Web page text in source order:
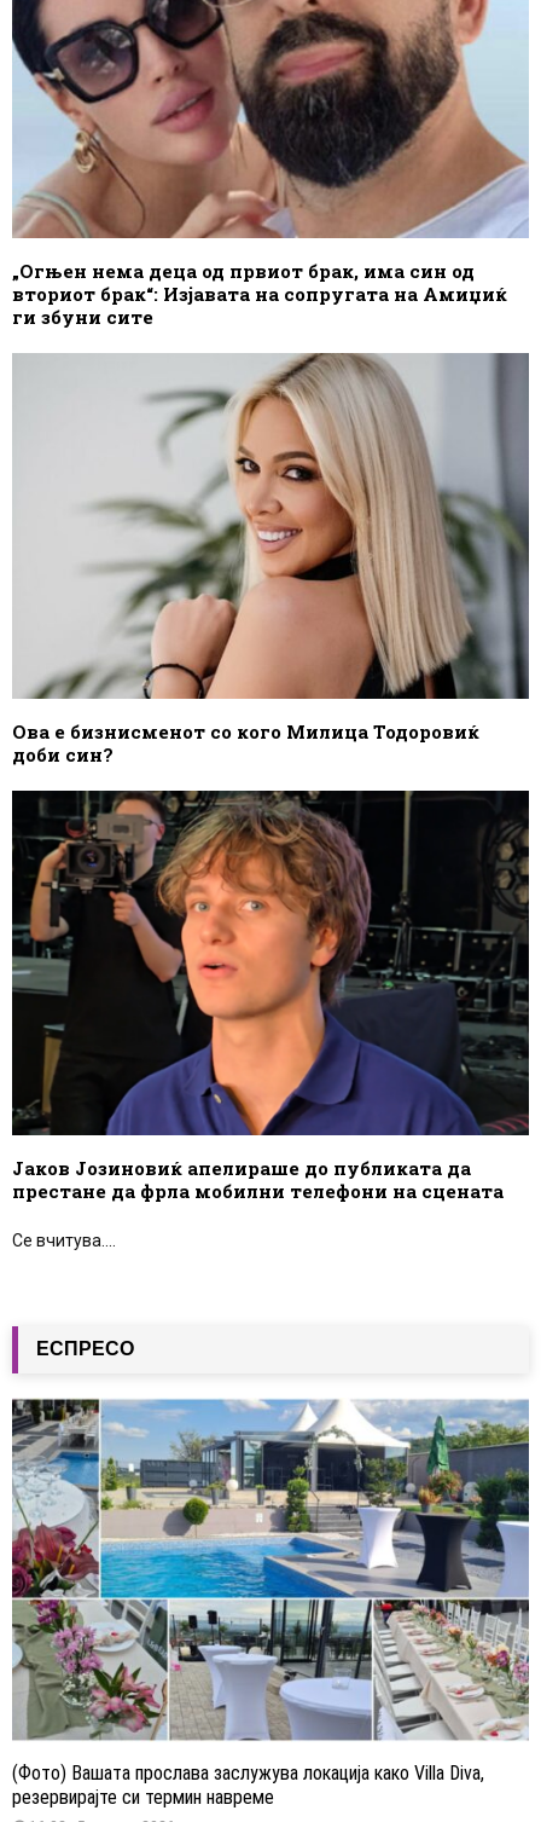
„Огњен нема деца од првиот брак, има син од
вториот брак“: Изјавата на сопругата на Амиџиќ
ги збуни сите
Ова е бизнисменот со кого Милица Тодоровиќ
доби син?
Јаков Јозиновиќ апелираше до публиката да
престане да фрла мобилни телефони на сцената
Се вчитува....
ЕСПРЕСО
(Фото) Вашата прослава заслужува локација како Villa Diva,
резервирајте си термин навреме